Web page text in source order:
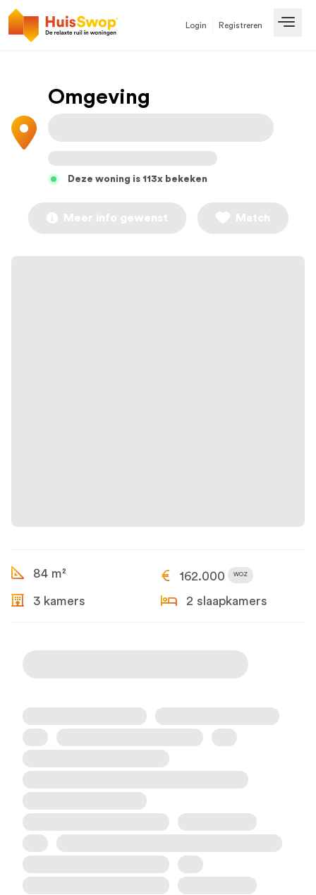
Login Registreren
Omgeving
Deze woning is 113x bekeken
Meer info gewenst Match
84 m² 162.000 WOZ
3 kamers 2 slaapkamers